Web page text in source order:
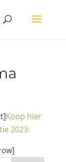
Koop hier
2023: